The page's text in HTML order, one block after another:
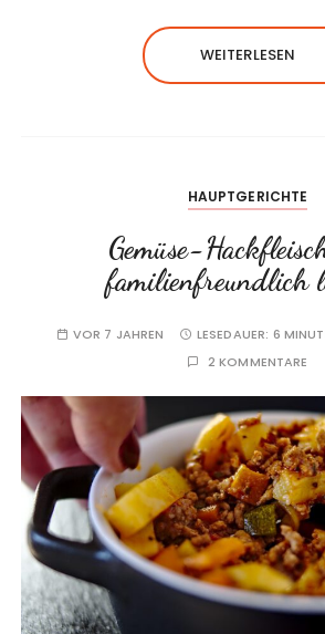
WEITERLESEN
HAUPTGERICHTE
Gemüse-
familienfreundlich
VOR 7 JAHREN LESEDAUER: 6
2 KOMMENTARE